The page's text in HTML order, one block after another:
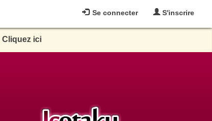
Se connecter S'inscrire
Cliquez ici